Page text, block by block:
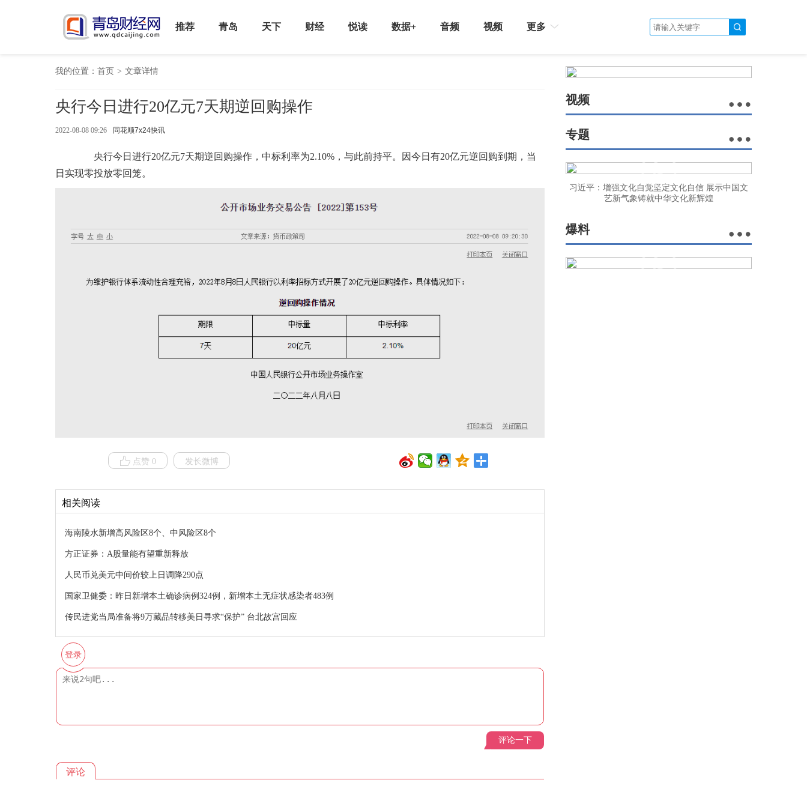
推荐 青岛 天下 财经 悦读 数据+ 音频 视频 更多
我的位置： 首页 > 文章详情
央行今日进行20亿元7天期逆回购操作
2022-08-08 09:26 同花顺7x24快讯
央行今日进行20亿元7天期逆回购操作，中标利率为2.10%，与此前持平。因今日有20亿元逆回购到期，当
日实现零投放零回笼。
点赞 0 发长微博
相关阅读
海南陵水新增高风险区8个、中风险区8个
方正证券：A股量能有望重新释放
人民币兑美元中间价较上日调降290点
国家卫健委：昨日新增本土确诊病例324例，新增本土无症状感染者483例
传民进党当局准备将9万藏品转移美日寻求“保护” 台北故宫回应
登录
评论一下
评论
视频
专题
习近平：增强文化自觉坚定文化自信 展示中国文
艺新气象铸就中华文化新辉煌
爆料